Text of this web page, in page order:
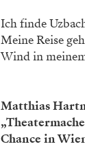
Ich finde
Meine Reise
Wind in
Matthias
Chance in